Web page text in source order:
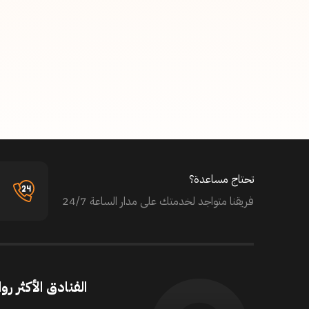
تحتاج مساعدة؟
فريقنا متواجد لخدمتك على مدار الساعة 24/7
الفنادق الأكثر